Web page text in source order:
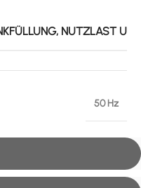
NUTZLAST
50 Hz